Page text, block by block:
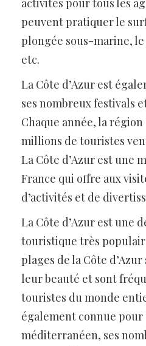
activités pour tous les
peuvent pratiquer le
plongée sous-marine,
etc.
La Côte d’Azur est
ses nombreux festivals
Chaque année, la
millions de touristes
La Côte d’Azur est une
France qui offre aux
d’activités et de
La Côte d’Azur est une
touristique très
plages de la Côte
leur beauté et sont
touristes du monde
également connue
méditerranéen, ses